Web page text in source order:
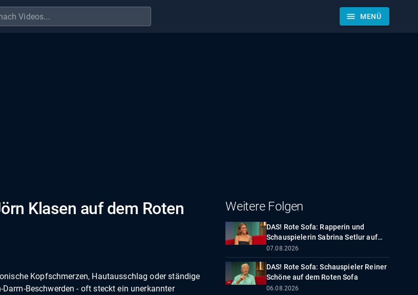
menu MENÜ
Klasen auf dem Roten
Kopfschmerzen, Hautausschlag oder ständige
Darm-Beschwerden - oft steckt ein unerkannter
Weitere Folgen
DAS! Rote Sofa: Rapperin und
Schauspielerin Sabrina Setlur auf
dem Roten Sofa
07.08.2026
DAS! Rote Sofa: Schauspieler Reiner
Schöne auf dem Roten Sofa
06.08.2026